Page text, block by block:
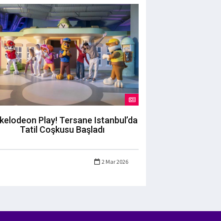
Play! Tersane Istanbul’da
Tatil Coşkusu Başladı
2 Mar 2026